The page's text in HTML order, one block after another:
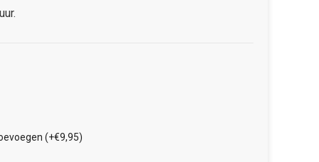
(+€9,95)